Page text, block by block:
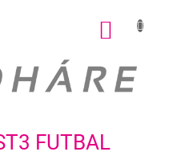
FUTBAL